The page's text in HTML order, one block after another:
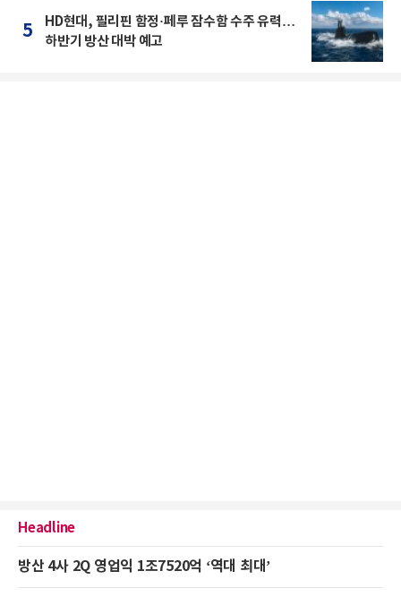
5
HD현대, 필리핀 함정·페루 잠수함 수주 유력…
하반기 방산 대박 예고
Headline
방산 4사 2Q 영업익 1조7520억 ‘역대 최대’